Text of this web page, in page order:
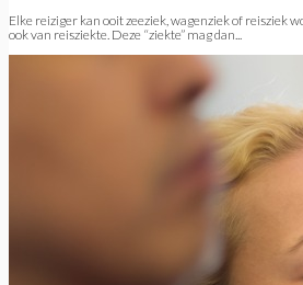
Elke reiziger kan ooit zeeziek, wagenziek of reisziek
ook van reisziekte. Deze “ziekte” mag dan...